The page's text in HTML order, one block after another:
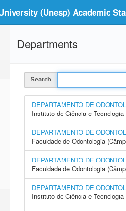
(Unesp) Academic
Departments
Search
DEPARTAMENTO DE
Instituto de Ciência e
DEPARTAMENTO DE
Faculdade de Odontologia
DEPARTAMENTO DE
Faculdade de Odontologia
DEPARTAMENTO DE
Instituto de Ciência e